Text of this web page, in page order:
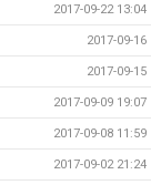
2017-09-22 13:04
2017-09-16
2017-09-15
2017-09-09 19:07
2017-09-08 11:59
2017-09-02 21:24